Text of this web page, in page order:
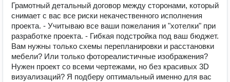
Грамотный детальный договор между сторонами, который
снимает с вас все риски некачественного исполнения
проекта. - Учитываю все ваши пожелания и "хотелки" при
разработке проекта. - Гибкая подстройка под ваш бюджет.
Вам нужны только схемы перепланировки и расстановки
мебели? Или только фотореалистичные изображения?
Нужен проект со всеми чертежами, но без красивых 3D
визуализаций? Я подберу оптимальный именно для вас